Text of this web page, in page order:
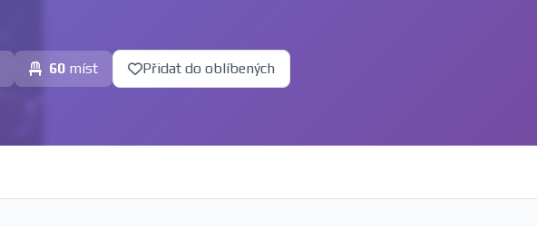
60 míst Přidat do oblíbených